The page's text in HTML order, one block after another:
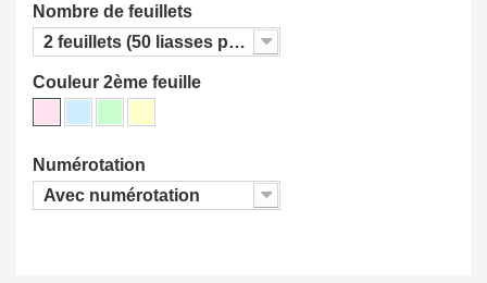
Nombre de feuillets
2 feuillets (50 liasses par carnet)
Couleur 2ème feuille
Numérotation
Avec numérotation